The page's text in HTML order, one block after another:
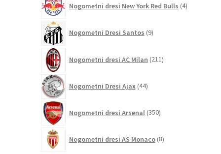
Nogometni dresi New York Red Bulls 4izdelki
Nogometni Dresi Santos 9izdelkov
Nogometni dresi AC Milan 211izdelkov
Nogometni Dresi Ajax 44izdelkov
Nogometni dresi Arsenal 350izdelkov
Nogometni dresi AS Monaco 8izdelkov